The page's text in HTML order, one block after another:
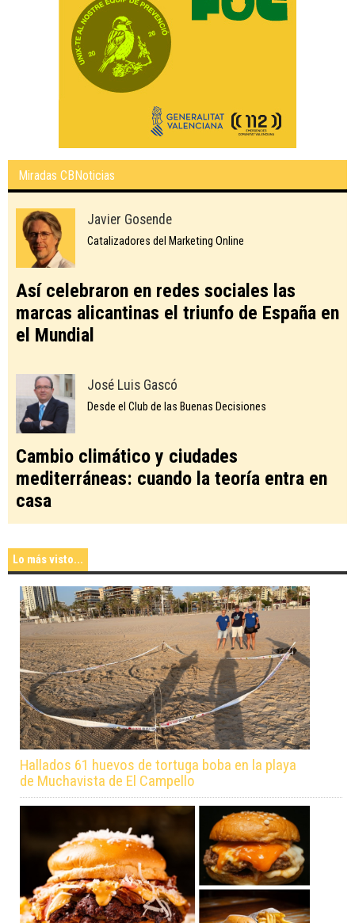
Miradas CBNoticias
Javier Gosende
Catalizadores del Marketing Online
Así celebraron en redes sociales las
marcas alicantinas el triunfo de España en
el Mundial
José Luis Gascó
Desde el Club de las Buenas Decisiones
Cambio climático y ciudades
mediterráneas: cuando la teoría entra en
casa
Lo más visto...
Hallados 61 huevos de tortuga boba en la playa
de Muchavista de El Campello